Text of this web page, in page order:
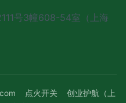
号3幢608-54室（上海
点火开关
创业护航（上